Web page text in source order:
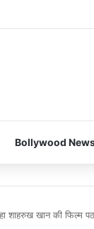
new-gen with her
Bollywood
शाहरुख खान की फिल्म